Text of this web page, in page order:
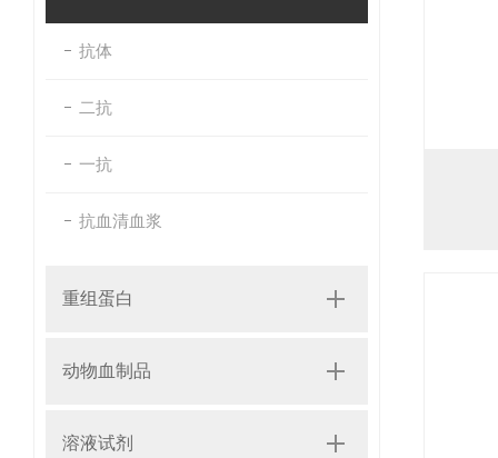
抗体
二抗
一抗
抗血清血浆
重组蛋白
动物血制品
溶液试剂